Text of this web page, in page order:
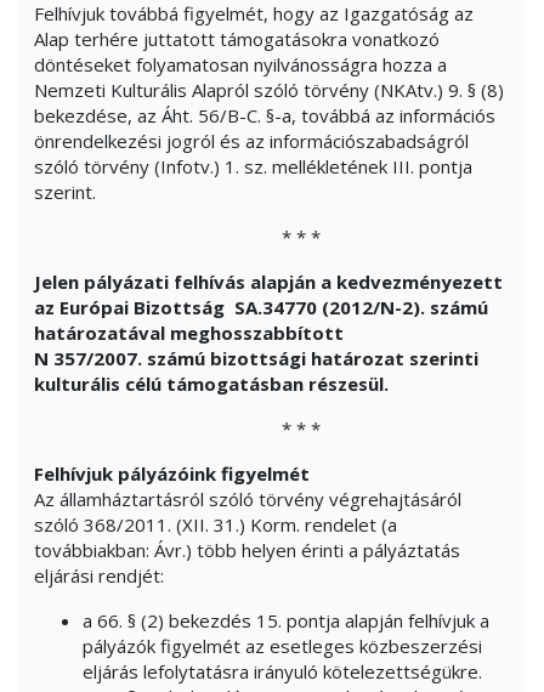
Felhívjuk továbbá figyelmét, hogy az Igazgatóság az
Alap terhére juttatott támogatásokra vonatkozó
döntéseket folyamatosan nyilvánosságra hozza a
Nemzeti Kulturális Alapról szóló törvény (NKAtv.) 9. § (8)
bekezdése, az Áht. 56/B-C. §-a, továbbá az információs
önrendelkezési jogról és az információszabadságról
szóló törvény (Infotv.) 1. sz. mellékletének III. pontja
szerint.
* * *
Jelen pályázati felhívás alapján a kedvezményezett
az Európai Bizottság SA.34770 (2012/N-2). számú
határozatával meghosszabbított
N 357/2007. számú bizottsági határozat szerinti
kulturális célú támogatásban részesül.
* * *
Felhívjuk pályázóink figyelmét
Az államháztartásról szóló törvény végrehajtásáról
szóló 368/2011. (XII. 31.) Korm. rendelet (a
továbbiakban: Ávr.) több helyen érinti a pályáztatás
eljárási rendjét:
a 66. § (2) bekezdés 15. pontja alapján felhívjuk a
pályázók figyelmét az esetleges közbeszerzési
eljárás lefolytatásra irányuló kötelezettségükre.